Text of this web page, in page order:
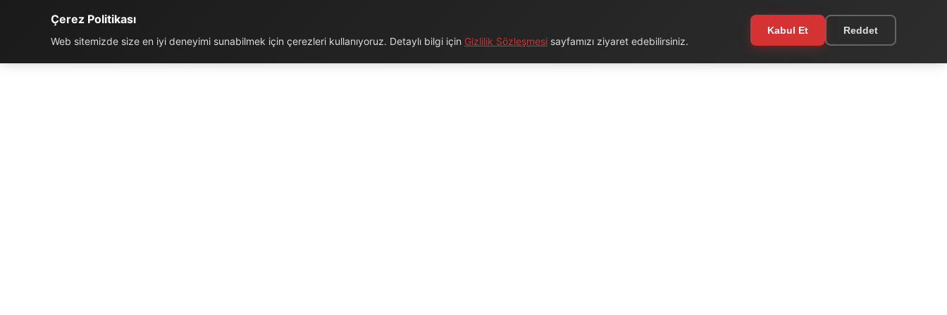
Çerez Politikası
Web sitemizde size en iyi deneyimi sunabilmek için çerezleri kullanıyoruz. Detaylı bilgi için Gizlilik Sözleşmesi sayfamızı ziyaret edebilirsiniz.
Kabul Et Reddet